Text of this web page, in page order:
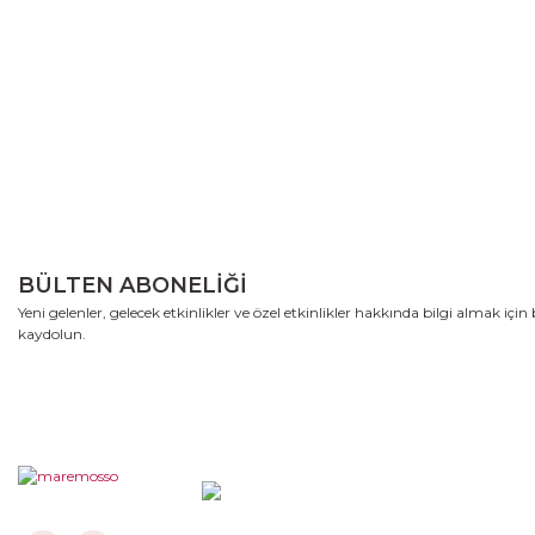
BÜLTEN ABONELİĞİ
Yeni gelenler, gelecek etkinlikler ve özel etkinlikler hakkında bilgi almak
kaydolun.